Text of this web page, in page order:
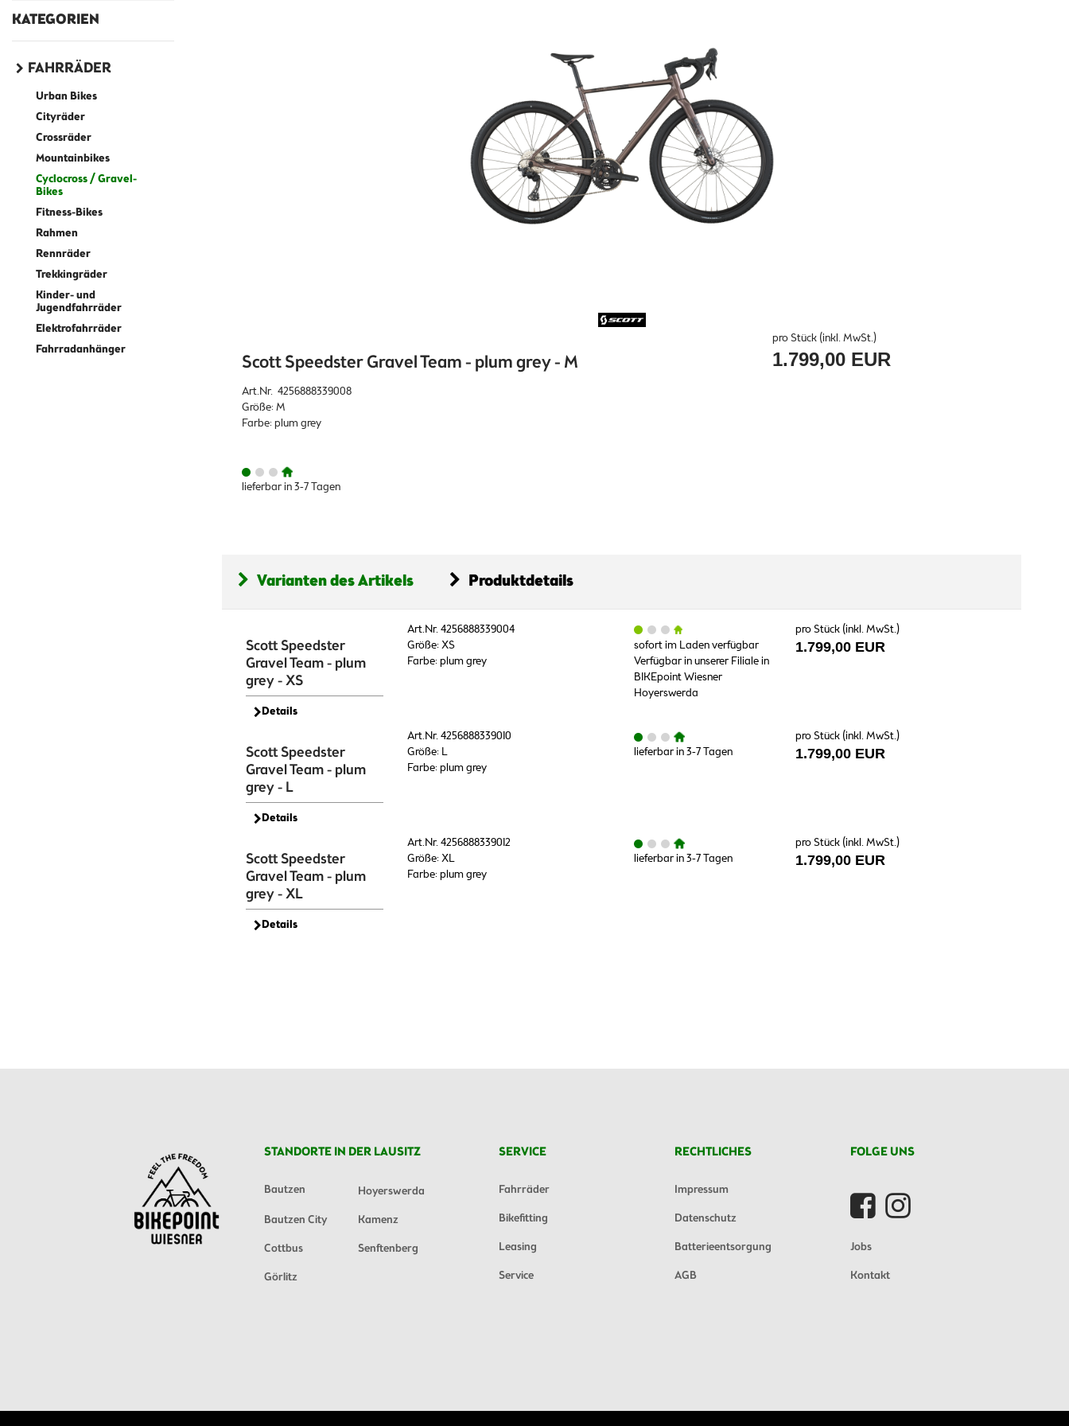
KATEGORIEN
FAHRRÄDER
Urban Bikes
Cityräder
Crossräder
Mountainbikes
Cyclocross / Gravel-
Bikes
Fitness-Bikes
Rahmen
Rennräder
Trekkingräder
Kinder- und
Jugendfahrräder
Elektrofahrräder
Fahrradanhänger
Scott Speedster Gravel Team - plum grey - M
Art.Nr. 4256888339008
Größe: M
Farbe: plum grey
lieferbar in 3-7 Tagen
pro Stück (inkl. MwSt.)
1.799,00 EUR
Varianten des Artikels Produktdetails
Scott Speedster
Gravel Team - plum
grey - XS
Details
Art.Nr. 4256888339004
Größe: XS
Farbe: plum grey
sofort im Laden verfügbar
Verfügbar in unserer Filiale in
BIKEpoint Wiesner
Hoyerswerda
pro Stück (inkl. MwSt.)
1.799,00 EUR
Scott Speedster
Gravel Team - plum
grey - L
Details
Art.Nr. 4256888339010
Größe: L
Farbe: plum grey
lieferbar in 3-7 Tagen
pro Stück (inkl. MwSt.)
1.799,00 EUR
Scott Speedster
Gravel Team - plum
grey - XL
Details
Art.Nr. 4256888339012
Größe: XL
Farbe: plum grey
lieferbar in 3-7 Tagen
pro Stück (inkl. MwSt.)
1.799,00 EUR
STANDORTE IN DER LAUSITZ
Bautzen
Hoyerswerda
Bautzen City
Kamenz
Cottbus
Senftenberg
Görlitz
SERVICE
Fahrräder
Bikefitting
Leasing
Service
RECHTLICHES
Impressum
Datenschutz
Batterieentsorgung
AGB
FOLGE UNS
Jobs
Kontakt